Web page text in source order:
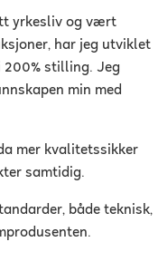
yrkesliv og vært
har jeg utviklet
stilling. Jeg
min med
mer kvalitetssikker
samtidig.
både teknisk,